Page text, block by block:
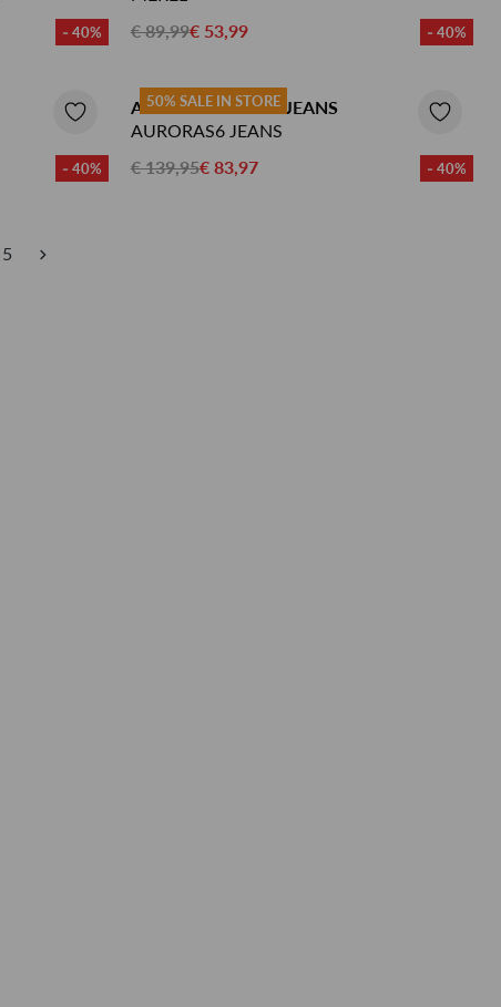
- 40% € 89,99€ 53,99 - 40%
- 40%
50% SALE IN STORE
AIMEE THE LABEL JEANS
AURORAS6 JEANS
€ 139,95€ 83,97 - 40%
5